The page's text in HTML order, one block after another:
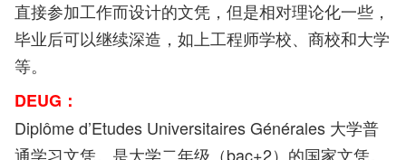
直接参加工作而设计的文凭，但是相对理论化一些，
毕业后可以继续深造，如上工程师学校、商校和大学
等。
DEUG：
Diplôme d’Etudes Universitaires Générales 大学普
通学习文凭。是大学二年级（bac+2）的国家文凭。